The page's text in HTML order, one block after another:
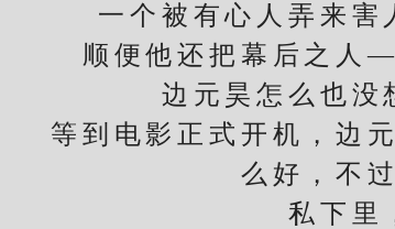
一个被有心人弄来害人
顺便他还把幕后之人
边元昊怎么也没想
等到电影正式开机，边元
么好，不
私下里，